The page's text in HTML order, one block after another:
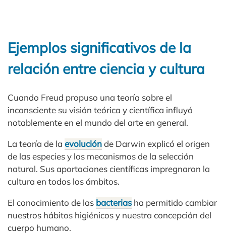
Ejemplos significativos de la
relación entre ciencia y cultura
Cuando Freud propuso una teoría sobre el
inconsciente su visión teórica y científica influyó
notablemente en el mundo del arte en general.
La teoría de la evoluciónde Darwin explicó el origen
de las especies y los mecanismos de la selección
natural. Sus aportaciones científicas impregnaron la
cultura en todos los ámbitos.
El conocimiento de las bacteriasha permitido cambiar
nuestros hábitos higiénicos y nuestra concepción del
cuerpo humano.